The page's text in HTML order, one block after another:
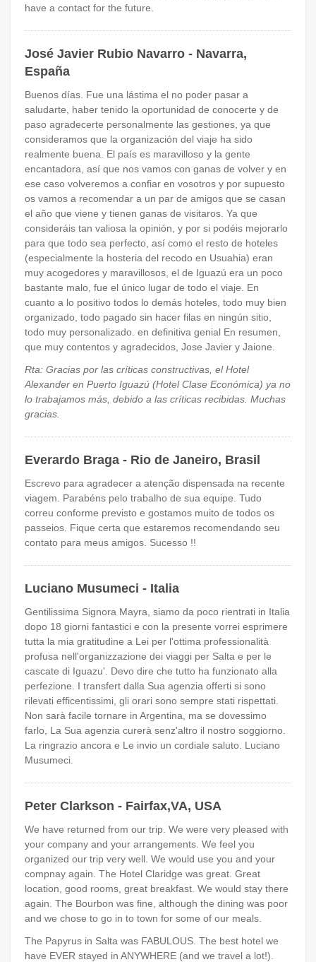
have a contact for the future.
José Javier Rubio Navarro - Navarra,
España
Buenos días. Fue una lástima el no poder pasar a
saludarte, haber tenido la oportunidad de conocerte y de
paso agradecerte personalmente las gestiones, ya que
consideramos que la organización del viaje ha sido
realmente buena. El país es maravilloso y la gente
encantadora, así que nos vamos con ganas de volver y en
ese caso volveremos a confiar en vosotros y por supuesto
os vamos a recomendar a un par de amigos que se casan
el año que viene y tienen ganas de visitaros. Ya que
consideráis tan valiosa la opinión, y por si podéis mejorarlo
para que todo sea perfecto, así como el resto de hoteles
(especialmente la hosteria del recodo en Usuahia) eran
muy acogedores y maravillosos, el de Iguazú era un poco
bastante malo, fue el único lugar de todo el viaje. En
cuanto a lo positivo todos lo demás hoteles, todo muy bien
organizado, todo pagado sin hacer filas en ningún sitio,
todo muy personalizado. en definitiva genial En resumen,
que muy contentos y agradecidos, Jose Javier y Jaione.
Rta: Gracias por las críticas constructivas, el Hotel
Alexander en Puerto Iguazú (Hotel Clase Económica) ya no
lo trabajamos más, debido a las críticas recibidas. Muchas
gracias.
Everardo Braga - Rio de Janeiro, Brasil
Escrevo para agradecer a atenção dispensada na recente
viagem. Parabéns pelo trabalho de sua equipe. Tudo
correu conforme previsto e gostamos muito de todos os
passeios. Fique certa que estaremos recomendando seu
contato para meus amigos. Sucesso !!
Luciano Musumeci - Italia
Gentilissima Signora Mayra, siamo da poco rientrati in Italia
dopo 18 giorni fantastici e con la presente vorrei esprimere
tutta la mia gratitudine a Lei per l'ottima professionalità
profusa nell'organizzazione dei viaggi per Salta e per le
cascate di Iguazu'. Devo dire che tutto ha funzionato alla
perfezione. I transfert dalla Sua agenzia offerti si sono
rilevati efficentissimi, gli orari sono sempre stati rispettati.
Non sarà facile tornare in Argentina, ma se dovessimo
farlo, La Sua agenzia curerà senz'altro il nostro soggiorno.
La ringrazio ancora e Le invio un cordiale saluto. Luciano
Musumeci.
Peter Clarkson - Fairfax,VA, USA
We have returned from our trip. We were very pleased with
your company and your arrangements. We feel you
organized our trip very well. We would use you and your
compnay again. The Hotel Claridge was great. Great
location, good rooms, great breakfast. We would stay there
again. The Bourbon was fine, although the dining was poor
and we chose to go in to town for some of our meals.
The Papyrus in Salta was FABULOUS. The best hotel we
have EVER stayed in ANYWHERE (and we travel a lot!).